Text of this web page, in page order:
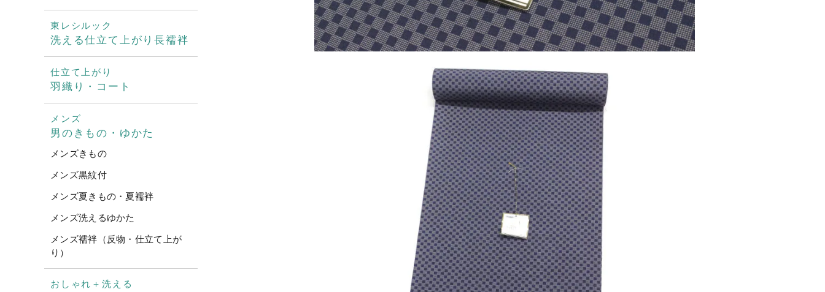
東レシルック
洗える仕立て上がり長襦袢
仕立て上がり
羽織り・コート
メンズ
男のきもの・ゆかた
メンズきもの
メンズ黒紋付
メンズ夏きもの・夏襦袢
メンズ洗えるゆかた
メンズ襦袢（反物・仕立て上が
り）
おしゃれ＋洗える